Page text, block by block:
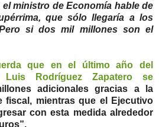
ministro de Economía hable de
que sólo llegaría a los
si dos mil millones son el
que en el último año del
Rodríguez Zapatero se
adicionales gracias a la
fiscal, mientras que el Ejecutivo
con esta medida alrededor